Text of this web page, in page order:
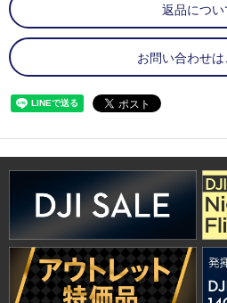
返品につい
お問い合わせは